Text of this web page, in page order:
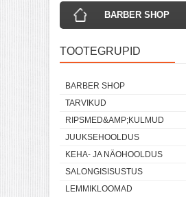
BARBER SHOP
TOOTEGRUPID
BARBER SHOP
TARVIKUD
RIPSMED&AMP;KULMUD
JUUKSEHOOLDUS
KEHA- JA NÄOHOOLDUS
SALONGISISUSTUS
LEMMIKLOOMAD